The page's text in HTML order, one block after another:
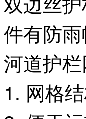
件有防
河道护栏
1. 网格